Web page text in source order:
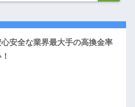
安全な業界最大手の高換金率